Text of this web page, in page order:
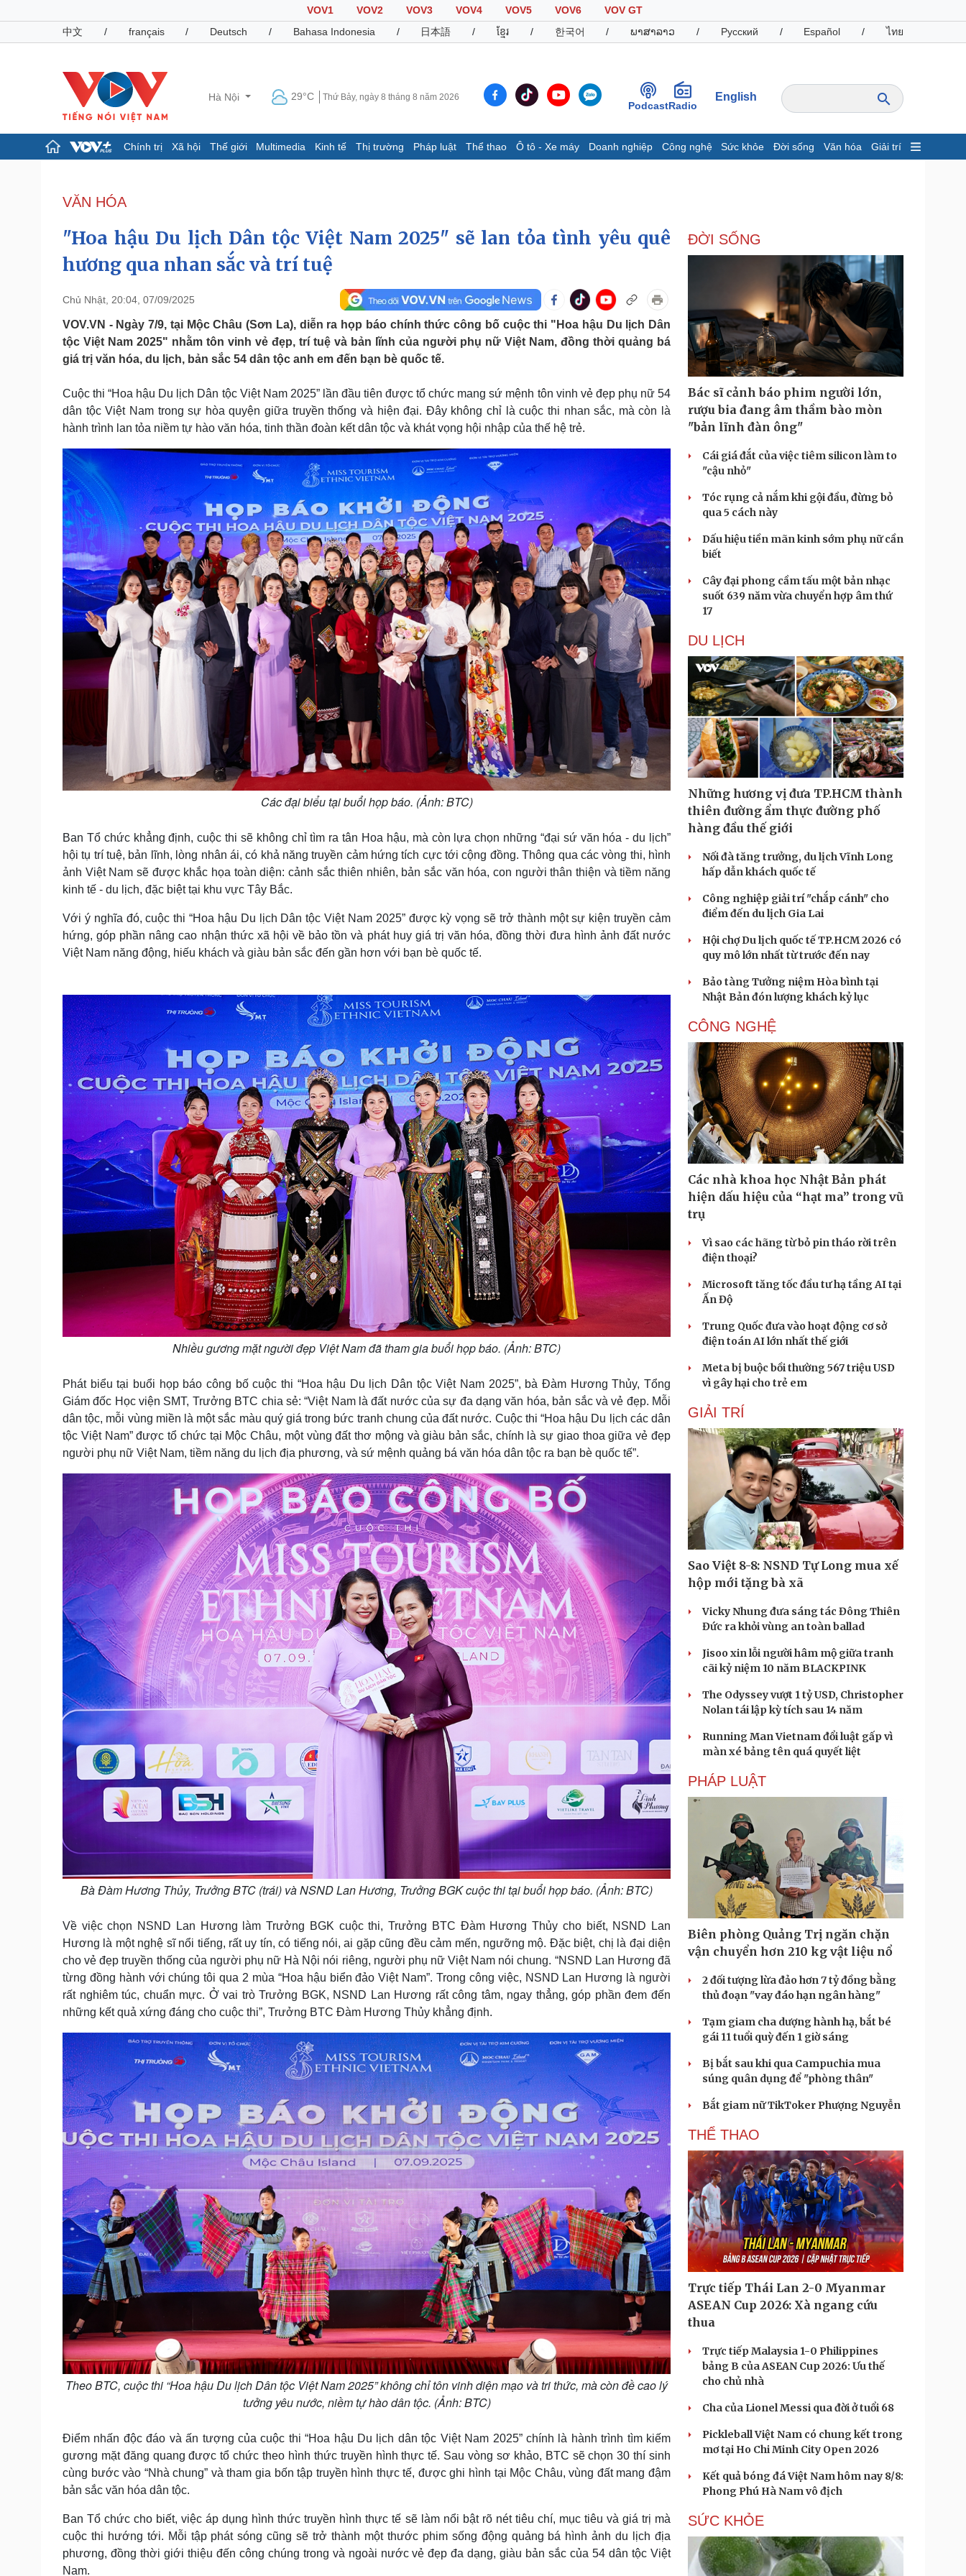
VOV1 VOV2 VOV3 VOV4 VOV5 VOV6
VOV GT
中文
/ français / Deutsch / Bahasa Indonesia / 日本語 / ខ្មែរ / 한국어 / ພາສາລາວ / Русский / Español / ไทย
Hà Nội 29°C Thứ Bảy, ngày 8 tháng 8 năm 2026
PodcastRadio
English
Chính trị Xã hội Thế giới Multimedia Kinh tế Thị trường Pháp luật Thể thao Ô tô - Xe máy Doanh nghiệp Công nghệ Sức khỏe Đời sống Văn hóa Giải trí
Đảng
Tổ chức nhân sự
Nhận diện sự thật
Dấu ấn VOV
Việc làm
Biển đảo
E-Magazine
Infographic
Giá cà phê
Pháp luật
Tin nóng
Tư vấn luật
Việt Nam
Phân tích
Thể thao
Lịch thi đấu bóng đá
Thế giới thể thao
eSports
Ô tô - Xe máy
Xe máy
Tư vấn
Doanh nghiệp
Thông tin doanh nghiệp
Doanh nghiệp 24h
Doanh nhân
Vì cộng đồng
Công nghệ
Sành điệu
Tin Công nghệ
Trải nghiệm
Chuyển đổi số
Sức khỏe
Dinh dưỡng - món ngon
Cây thuốc
Sản phụ khoa
Nhi khoa
Nam khoa
Làm đẹp - giảm cân
Phòng mạch online
Ăn sạch sống khỏe
Đời sống
Nhà đẹp
Blog
Tình yêu - Gia đình
Văn hóa
Sân khấu - Điện ảnh
Văn học
Âm nhạc
Giải trí
Thời trang
Sao Việt
Du lịch
check-in
Podcast
Đọc truyện đêm khuya
Cửa sổ tình yêu
Kể chuyện cho bé
Cải chính
VĂN HÓA
"Hoa hậu Du lịch Dân tộc Việt Nam 2025" sẽ lan tỏa tình yêu quê
hương qua nhan sắc và trí tuệ
Chủ Nhật, 20:04, 07/09/2025
VOV.VN - Ngày 7/9, tại Mộc Châu (Sơn La), diễn ra họp báo chính thức công bố cuộc thi "Hoa hậu Du lịch Dân
tộc Việt Nam 2025" nhằm tôn vinh vẻ đẹp, trí tuệ và bản lĩnh của người phụ nữ Việt Nam, đồng thời quảng bá
giá trị văn hóa, du lịch, bản sắc 54 dân tộc anh em đến bạn bè quốc tế.
Cuộc thi “Hoa hậu Du lịch Dân tộc Việt Nam 2025” lần đầu tiên được tổ chức mang sứ mệnh tôn vinh vẻ đẹp phụ nữ 54
dân tộc Việt Nam trong sự hòa quyện giữa truyền thống và hiện đại. Đây không chỉ là cuộc thi nhan sắc, mà còn là
hành trình lan tỏa niềm tự hào văn hóa, tinh thần đoàn kết dân tộc và khát vọng hội nhập của thế hệ trẻ.
Các đại biểu tại buổi họp báo. (Ảnh: BTC)
Ban Tổ chức khẳng định, cuộc thi sẽ không chỉ tìm ra tân Hoa hậu, mà còn lựa chọn những “đại sứ văn hóa - du lịch”
hội tụ trí tuệ, bản lĩnh, lòng nhân ái, có khả năng truyền cảm hứng tích cực tới cộng đồng. Thông qua các vòng thi, hình
ảnh Việt Nam sẽ được khắc họa toàn diện: cảnh sắc thiên nhiên, bản sắc văn hóa, con người thân thiện và tiềm năng
kinh tế - du lịch, đặc biệt tại khu vực Tây Bắc.
Với ý nghĩa đó, cuộc thi “Hoa hậu Du lịch Dân tộc Việt Nam 2025” được kỳ vọng sẽ trở thành một sự kiện truyền cảm
hứng, góp phần nâng cao nhận thức xã hội về bảo tồn và phát huy giá trị văn hóa, đồng thời đưa hình ảnh đất nước
Việt Nam năng động, hiếu khách và giàu bản sắc đến gần hơn với bạn bè quốc tế.
Nhiều gương mặt người đẹp Việt Nam đã tham gia buổi họp báo. (Ảnh: BTC)
Phát biểu tại buổi họp báo công bố cuộc thi “Hoa hậu Du lịch Dân tộc Việt Nam 2025”, bà Đàm Hương Thủy, Tổng
Giám đốc Học viện SMT, Trưởng BTC chia sẻ: “Việt Nam là đất nước của sự đa dạng văn hóa, bản sắc và vẻ đẹp. Mỗi
dân tộc, mỗi vùng miền là một sắc màu quý giá trong bức tranh chung của đất nước. Cuộc thi “Hoa hậu Du lịch các dân
tộc Việt Nam” được tổ chức tại Mộc Châu, một vùng đất thơ mộng và giàu bản sắc, chính là sự giao thoa giữa vẻ đẹp
người phụ nữ Việt Nam, tiềm năng du lịch địa phương, và sứ mệnh quảng bá văn hóa dân tộc ra bạn bè quốc tế”.
Bà Đàm Hương Thủy, Trưởng BTC (trái) và NSND Lan Hương, Trưởng BGK cuộc thi tại buổi họp báo. (Ảnh: BTC)
Về việc chọn NSND Lan Hương làm Trưởng BGK cuộc thi, Trưởng BTC Đàm Hương Thủy cho biết, NSND Lan
Hương là một nghệ sĩ nổi tiếng, rất uy tín, có tiếng nói, ai gặp cũng đều cảm mến, ngưỡng mộ. Đặc biệt, chị là đại diện
cho vẻ đẹp truyền thống của người phụ nữ Hà Nội nói riêng, người phụ nữ Việt Nam nói chung. “NSND Lan Hương đã
từng đồng hành với chúng tôi qua 2 mùa “Hoa hậu biển đảo Việt Nam”. Trong công việc, NSND Lan Hương là người
rất nghiêm túc, chuẩn mực. Ở vai trò Trưởng BGK, NSND Lan Hương rất công tâm, ngay thẳng, góp phần đem đến
những kết quả xứng đáng cho cuộc thi”, Trưởng BTC Đàm Hương Thủy khẳng định.
Theo BTC, cuộc thi “Hoa hậu Du lịch Dân tộc Việt Nam 2025” không chỉ tôn vinh diện mạo và tri thức, mà còn đề cao lý
tưởng yêu nước, niềm tự hào dân tộc. (Ảnh: BTC)
Điểm nhấn độc đáo và ấn tượng của cuộc thi “Hoa hậu Du lịch dân tộc Việt Nam 2025” chính là hành trình tìm kiếm
gương mặt đăng quang được tổ chức theo hình thức truyền hình thực tế. Sau vòng sơ khảo, BTC sẽ chọn 30 thí sinh
cùng bước vào “Nhà chung” và tham gia bốn tập truyền hình thực tế, được ghi hình tại Mộc Châu, vùng đất mang đậm
bản sắc văn hóa dân tộc.
Ban Tổ chức cho biết, việc áp dụng hình thức truyền hình thực tế sẽ làm nổi bật rõ nét tiêu chí, mục tiêu và giá trị mà
cuộc thi hướng tới. Mỗi tập phát sóng cũng sẽ trở thành một thước phim sống động quảng bá hình ảnh du lịch địa
phương, đồng thời giới thiệu đến công chúng trong và ngoài nước vẻ đẹp đa dạng, giàu bản sắc của 54 dân tộc Việt
Nam.
ĐỜI SỐNG
Bác sĩ cảnh báo phim người lớn,
rượu bia đang âm thầm bào mòn
"bản lĩnh đàn ông"
Cái giá đắt của việc tiêm silicon làm to
"cậu nhỏ"
Tóc rụng cả nắm khi gội đầu, đừng bỏ
qua 5 cách này
Dấu hiệu tiền mãn kinh sớm phụ nữ cần
biết
Cây đại phong cầm tấu một bản nhạc
suốt 639 năm vừa chuyển hợp âm thứ
17
DU LỊCH
Những hương vị đưa TP.HCM thành
thiên đường ẩm thực đường phố
hàng đầu thế giới
Nối đà tăng trưởng, du lịch Vĩnh Long
hấp dẫn khách quốc tế
Công nghiệp giải trí "chắp cánh" cho
điểm đến du lịch Gia Lai
Hội chợ Du lịch quốc tế TP.HCM 2026 có
quy mô lớn nhất từ trước đến nay
Bảo tàng Tưởng niệm Hòa bình tại
Nhật Bản đón lượng khách kỷ lục
CÔNG NGHỆ
Các nhà khoa học Nhật Bản phát
hiện dấu hiệu của “hạt ma” trong vũ
trụ
Vì sao các hãng từ bỏ pin tháo rời trên
điện thoại?
Microsoft tăng tốc đầu tư hạ tầng AI tại
Ấn Độ
Trung Quốc đưa vào hoạt động cơ sở
điện toán AI lớn nhất thế giới
Meta bị buộc bồi thường 567 triệu USD
vì gây hại cho trẻ em
GIẢI TRÍ
Sao Việt 8-8: NSND Tự Long mua xế
hộp mới tặng bà xã
Vicky Nhung đưa sáng tác Đông Thiên
Đức ra khỏi vùng an toàn ballad
Jisoo xin lỗi người hâm mộ giữa tranh
cãi kỷ niệm 10 năm BLACKPINK
The Odyssey vượt 1 tỷ USD, Christopher
Nolan tái lập kỳ tích sau 14 năm
Running Man Vietnam đổi luật gấp vì
màn xé bảng tên quá quyết liệt
PHÁP LUẬT
Biên phòng Quảng Trị ngăn chặn
vận chuyển hơn 210 kg vật liệu nổ
2 đối tượng lừa đảo hơn 7 tỷ đồng bằng
thủ đoạn "vay đáo hạn ngân hàng"
Tạm giam cha dượng hành hạ, bắt bé
gái 11 tuổi quỳ đến 1 giờ sáng
Bị bắt sau khi qua Campuchia mua
súng quân dụng để "phòng thân"
Bắt giam nữ TikToker Phượng Nguyễn
THỂ THAO
Trực tiếp Thái Lan 2-0 Myanmar
ASEAN Cup 2026: Xà ngang cứu
thua
Trực tiếp Malaysia 1-0 Philippines
bảng B của ASEAN Cup 2026: Ưu thế
cho chủ nhà
Cha của Lionel Messi qua đời ở tuổi 68
Pickleball Việt Nam có chung kết trong
mơ tại Ho Chi Minh City Open 2026
Kết quả bóng đá Việt Nam hôm nay 8/8:
Phong Phú Hà Nam vô địch
SỨC KHỎE